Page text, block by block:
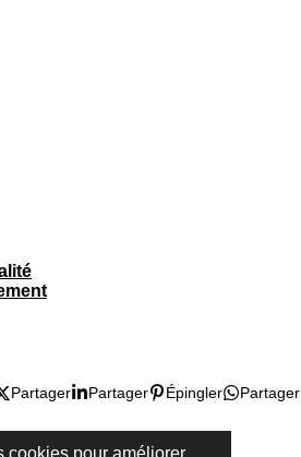
Partager Partager Épingler Partager